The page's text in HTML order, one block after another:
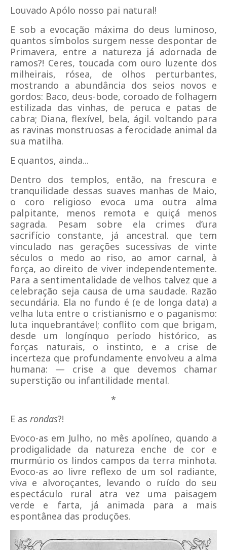
Louvado Apólo nosso pai natural!
E sob a evocação máxima do deus luminoso,
quantos símbolos surgem nesse despontar de
Primavera, entre a natureza já adornada de
ramos?! Ceres, toucada com ouro luzente dos
milheirais, rósea, de olhos perturbantes,
mostrando a abundância dos seios novos e
gordos: Baco, deus-bode, coroado de folhagem
estilizada das vinhas, de peruca e patas de
cabra; Diana, flexível, bela, ágil. voltando para
as ravinas monstruosas a ferocidade animal da
sua matilha.
E quantos, ainda...
Dentro dos templos, então, na frescura e
tranquilidade dessas suaves manhas de Maio,
o coro religioso evoca uma outra alma
palpitante, menos remota e quiçá menos
sagrada. Pesam sobre ela crimes d’ura
sacrifício constante, já ancestral. que tem
vinculado nas gerações sucessivas de vinte
séculos o medo ao riso, ao amor carnal, à
força, ao direito de viver independentemente.
Para a sentimentalidade de velhos talvez que a
celebração seja causa de uma saudade. Razão
secundária. Ela no fundo é (e de longa data) a
velha luta entre o cristianismo e o paganismo:
luta inquebrantável; conflito com que brigam,
desde um longínquo período histórico, as
forças naturais, o instinto, e a crise de
incerteza que profundamente envolveu a alma
humana: — crise a que devemos chamar
superstição ou infantilidade mental.
*
E as rondas?!
Evoco-as em Julho, no mês apolíneo, quando a
prodigalidade da natureza enche de cor e
murmúrio os lindos campos da terra minhota.
Evoco-as ao livre reflexo de um sol radiante,
viva e alvoroçantes, levando o ruído do seu
espectáculo rural atra vez uma paisagem
verde e farta, já animada para a mais
espontânea das produções.